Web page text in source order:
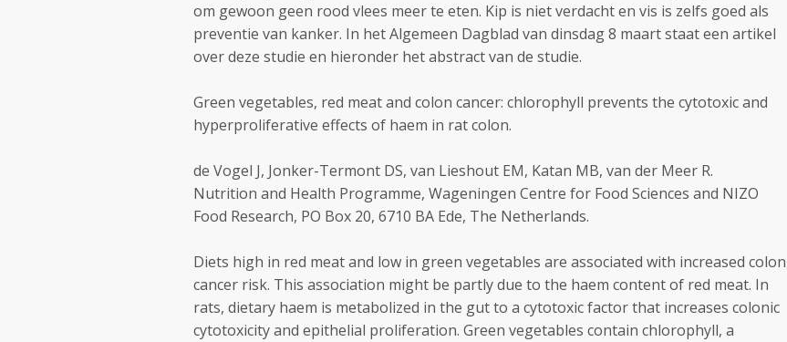
om gewoon geen rood vlees meer te eten. Kip is niet verdacht en vis is zelfs goed als
preventie van kanker. In het Algemeen Dagblad van dinsdag 8 maart staat een artikel
over deze studie en hieronder het abstract van de studie.
Green vegetables, red meat and colon cancer: chlorophyll prevents the cytotoxic and
hyperproliferative effects of haem in rat colon.
de Vogel J, Jonker-Termont DS, van Lieshout EM, Katan MB, van der Meer R.
Nutrition and Health Programme, Wageningen Centre for Food Sciences and NIZO
Food Research, PO Box 20, 6710 BA Ede, The Netherlands.
Diets high in red meat and low in green vegetables are associated with increased colon
cancer risk. This association might be partly due to the haem content of red meat. In
rats, dietary haem is metabolized in the gut to a cytotoxic factor that increases colonic
cytotoxicity and epithelial proliferation. Green vegetables contain chlorophyll, a